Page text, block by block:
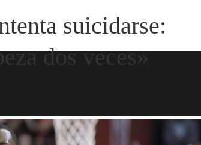
suicidarse:
dos veces»